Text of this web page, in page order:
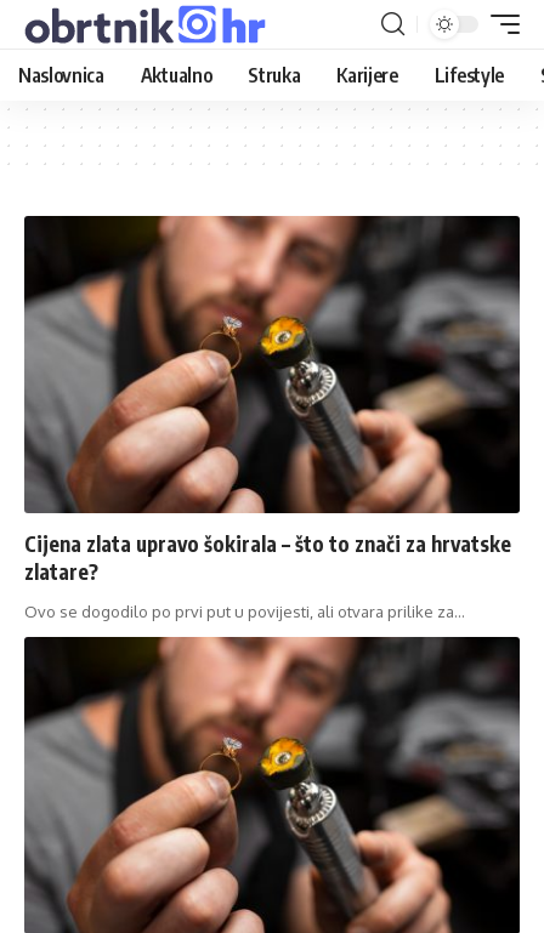
Naslovnica Aktualno Struka Karijere Lifestyle
Cijena zlata upravo šokirala – što to znači za hrvatske
zlatare?
Ovo se dogodilo po prvi put u povijesti, ali otvara prilike za…